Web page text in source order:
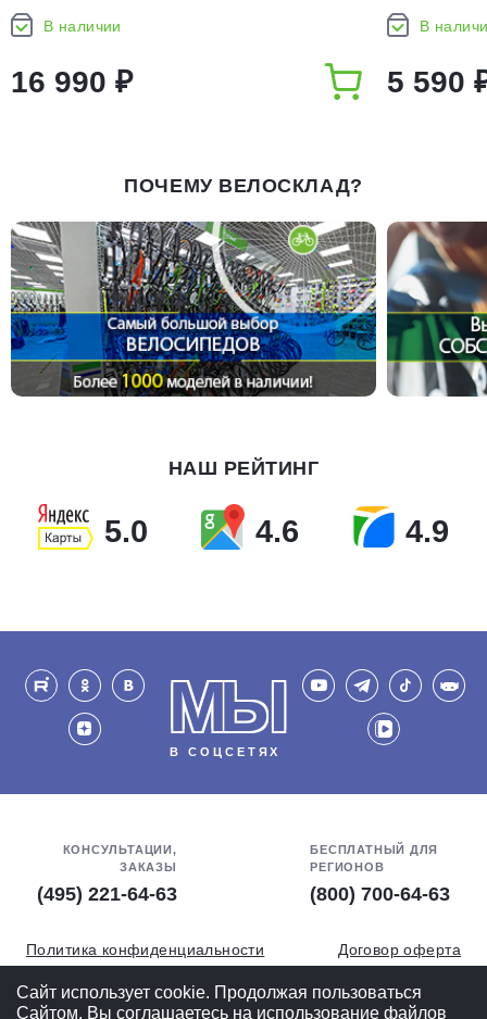
Grey Matt
В наличии
16 990 ₽
Spinach
В
5 590
ПОЧЕМУ ВЕЛОСКЛАД?
НАШ РЕЙТИНГ
5.0 4.6 4.9
МЫ
В СОЦСЕТЯХ
КОНСУЛЬТАЦИИ,
ЗАКАЗЫ
(495) 221-64-63
БЕСПЛАТНЫЙ ДЛЯ
РЕГИОНОВ
(800) 700-64-63
Политика конфиденциальности
Договор оферта
Обработка персональных данных
СОУТ
Сайт использует cookie. Продолжая пользоваться
Сайтом, Вы соглашаетесь на использование файлов